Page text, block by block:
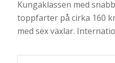
Kungaklassen med
toppfarter på cirka 160
med sex växlar.